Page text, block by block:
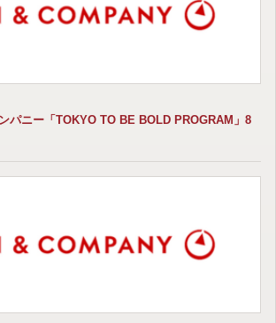
パニー「TOKYO TO BE BOLD PROGRAM」8